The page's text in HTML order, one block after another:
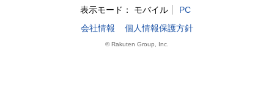
表示モード： モバイル
PC
会社情報
個人情報保護方針
© Rakuten Group, Inc.